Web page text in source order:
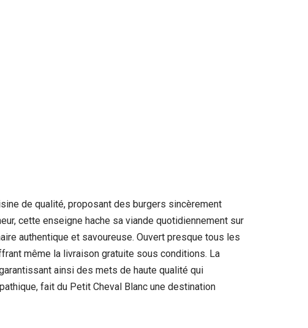
de qualité, proposant des burgers sincèrement
cette enseigne hache sa viande quotidiennement sur
authentique et savoureuse. Ouvert presque tous les
même la livraison gratuite sous conditions. La
ainsi des mets de haute qualité qui
fait du Petit Cheval Blanc une destination